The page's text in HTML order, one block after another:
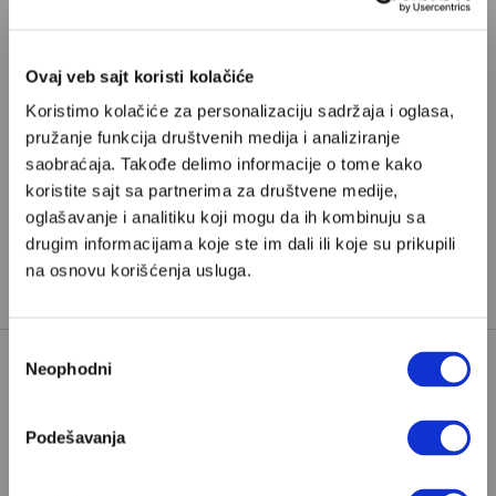
Ovaj veb sajt koristi kolačiće
Koristimo kolačiće za personalizaciju sadržaja i oglasa,
pružanje funkcija društvenih medija i analiziranje
saobraćaja. Takođe delimo informacije o tome kako
koristite sajt sa partnerima za društvene medije,
oglašavanje i analitiku koji mogu da ih kombinuju sa
drugim informacijama koje ste im dali ili koje su prikupili
na osnovu korišćenja usluga.
сагласности
Neophodni
Podešavanja
Srđan Dragojevićje filmski režiser, po struci klinički
psiholog. Njegovi filmovi su „Mi nismo anđeli“, „Lepa
sela lepo gore“, „Rane“, „Parada“… Izdao je tri zbirke
pesama i nekoliko knjiga za decu. Na Velikim pričama je
pisao „Smrt infulenserke“ (roman u nastavcima, objavljen
pod naslovom „Like“), a od novembra 2025. na Velikim
TAGOVI: